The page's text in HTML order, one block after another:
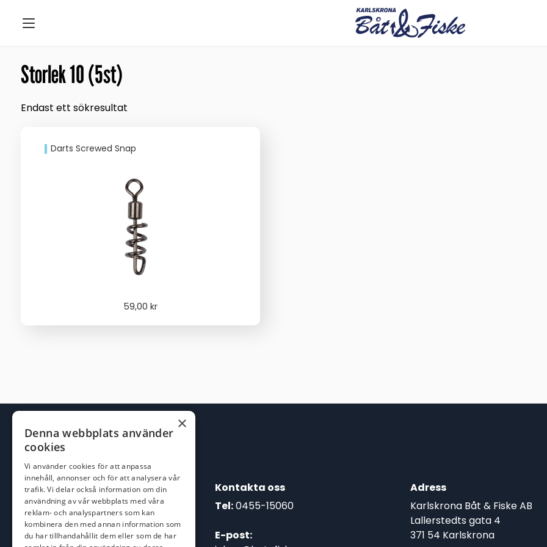
Storlek 10 (5st)
Endast ett sökresultat
Darts Screwed Snap
59,00 kr
Kontakta oss
Tel:0455-15060
E-post:
Adress
Karlskrona Båt & Fiske AB
Lallerstedts gata 4
371 54 Karlskrona
×
Denna webbplats använder
cookies
Vi använder cookies för att anpassa
innehåll, annonser och för att analysera vår
trafik. Vi delar också information om din
användning av vår webbplats med våra
reklam- och analyspartners som kan
kombinera den med annan information som
du har tillhandahållit dem eller som de har